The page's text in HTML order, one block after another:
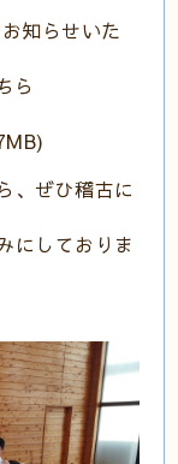
知らせいた
ら
、ぜひ稽古に
にしておりま